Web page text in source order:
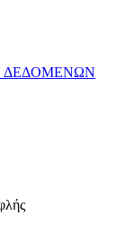
ΔΕΔΟΜΕΝΩΝ